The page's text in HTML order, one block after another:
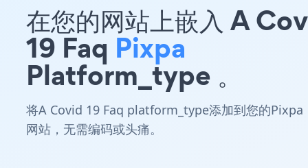
在您的网站上嵌入 A
19 Faq Pixpa
Platform_type 。
将A Covid 19 Faq platform_type添加到您的Pixpa
网站，无需编码或头痛。